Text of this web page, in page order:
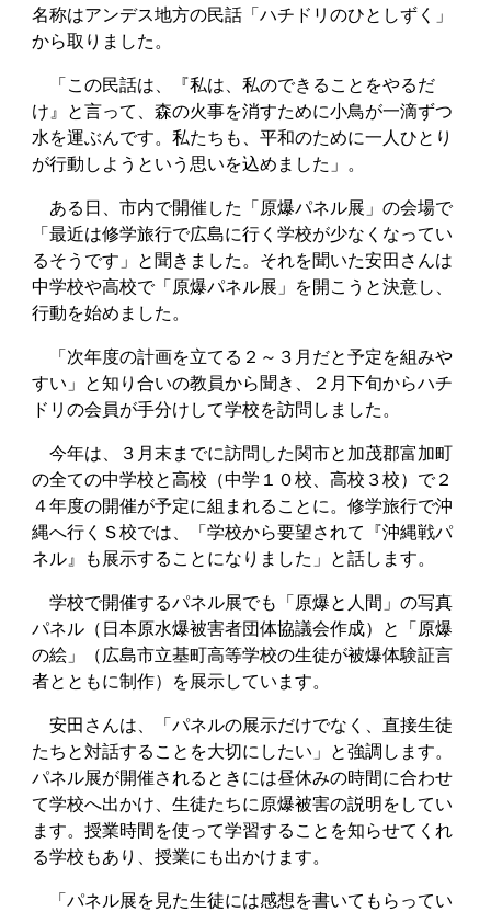
名称はアンデス地方の民話「ハチドリのひとしずく」
から取りました。
「この民話は、『私は、私のできることをやるだ
け』と言って、森の火事を消すために小鳥が一滴ずつ
水を運ぶんです。私たちも、平和のために一人ひとり
が行動しようという思いを込めました」。
ある日、市内で開催した「原爆パネル展」の会場で
「最近は修学旅行で広島に行く学校が少なくなってい
るそうです」と聞きました。それを聞いた安田さんは
中学校や高校で「原爆パネル展」を開こうと決意し、
行動を始めました。
「次年度の計画を立てる２～３月だと予定を組みや
すい」と知り合いの教員から聞き、２月下旬からハチ
ドリの会員が手分けして学校を訪問しました。
今年は、３月末までに訪問した関市と加茂郡富加町
の全ての中学校と高校（中学１０校、高校３校）で２
４年度の開催が予定に組まれることに。修学旅行で沖
縄へ行くＳ校では、「学校から要望されて『沖縄戦パ
ネル』も展示することになりました」と話します。
学校で開催するパネル展でも「原爆と人間」の写真
パネル（日本原水爆被害者団体協議会作成）と「原爆
の絵」（広島市立基町高等学校の生徒が被爆体験証言
者とともに制作）を展示しています。
安田さんは、「パネルの展示だけでなく、直接生徒
たちと対話することを大切にしたい」と強調します。
パネル展が開催されるときには昼休みの時間に合わせ
て学校へ出かけ、生徒たちに原爆被害の説明をしてい
ます。授業時間を使って学習することを知らせてくれ
る学校もあり、授業にも出かけます。
「パネル展を見た生徒には感想を書いてもらってい